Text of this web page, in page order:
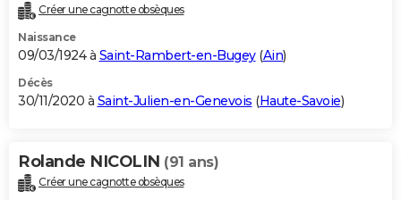
Créer une cagnotte obsèques
Naissance
09/03/1924 à Saint-Rambert-en-Bugey(Ain)
Décès
30/11/2020 à Saint-Julien-en-Genevois (Haute-Savoie)
Rolande NICOLIN (91 ans)
Créer une cagnotte obsèques